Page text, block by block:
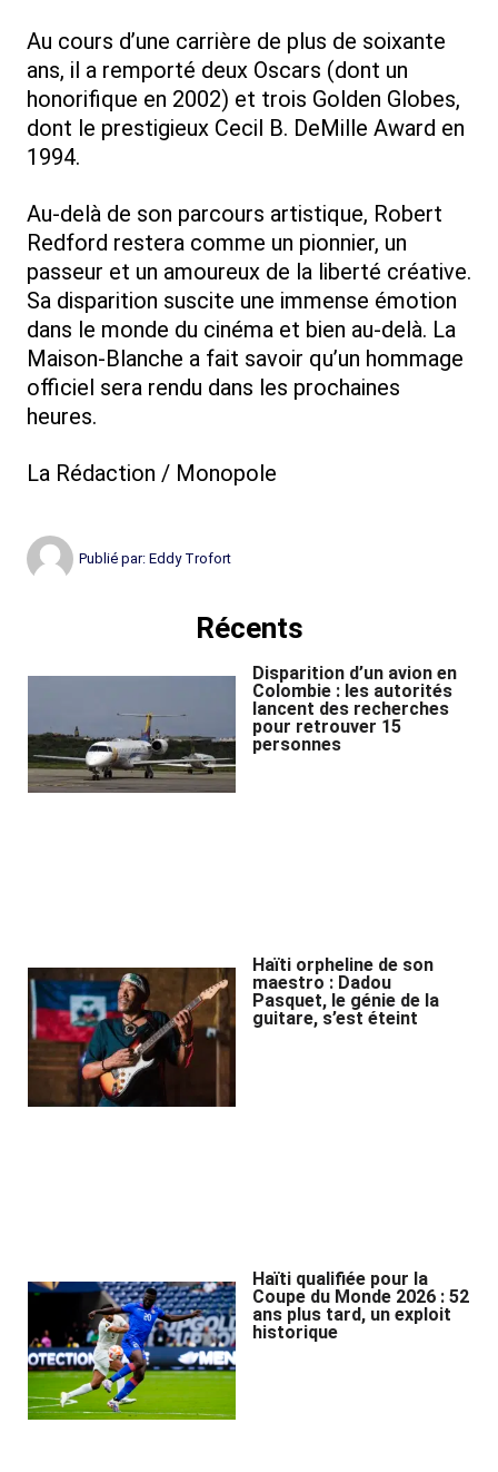
Au cours d’une carrière de plus de soixante
ans, il a remporté deux Oscars (dont un
honorifique en 2002) et trois Golden Globes,
dont le prestigieux Cecil B. DeMille Award en
1994.
Au-delà de son parcours artistique, Robert
Redford restera comme un pionnier, un
passeur et un amoureux de la liberté créative.
Sa disparition suscite une immense émotion
dans le monde du cinéma et bien au-delà. La
Maison-Blanche a fait savoir qu’un hommage
officiel sera rendu dans les prochaines
heures.
La Rédaction / Monopole
Publié par: Eddy Trofort
Récents
Disparition d’un avion en
Colombie : les autorités
lancent des recherches
pour retrouver 15
personnes
Haïti orpheline de son
maestro : Dadou
Pasquet, le génie de la
guitare, s’est éteint
Haïti qualifiée pour la
Coupe du Monde 2026 : 52
ans plus tard, un exploit
historique